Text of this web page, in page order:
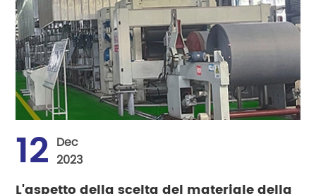
12 Dec
2023
L'aspetto della scelta del materiale della